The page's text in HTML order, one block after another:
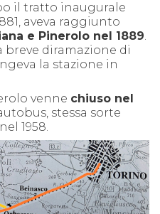
il tratto inaugurale
aveva raggiunto
e Pinerolo nel 1889.
breve diramazione di
la stazione in
venne chiuso nel
stessa sorte
1958.